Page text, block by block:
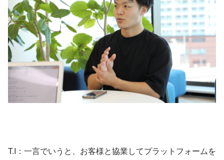
T.I：一言でいうと、お客様と協業してプラットフォームを